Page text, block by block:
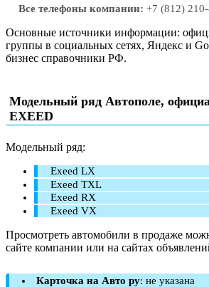
Все телефоны компании: +7 (812)
Основные источники информации:
группы в социальных сетях, Яндекс и
бизнес справочники РФ.
Модельный ряд Автополе,
EXEED
Модельный ряд:
Exeed LX
Exeed TXL
Exeed RX
Exeed VX
Просмотреть автомобили в продаже
сайте компании или на сайтах
Карточка на Авто ру: не указана